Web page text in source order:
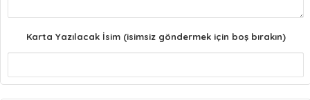
Karta Yazılacak İsim (isimsiz göndermek için boş bırakın)